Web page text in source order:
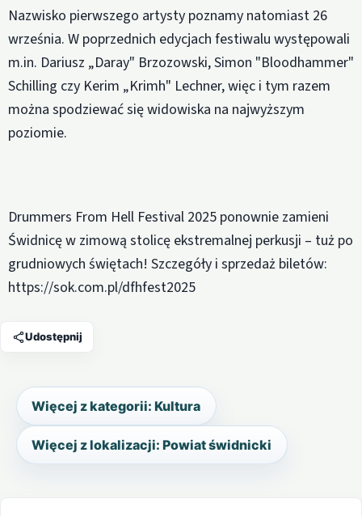
Nazwisko pierwszego artysty poznamy natomiast 26
września. W poprzednich edycjach festiwalu występowali
m.in. Dariusz „Daray" Brzozowski, Simon "Bloodhammer"
Schilling czy Kerim „Krimh" Lechner, więc i tym razem
można spodziewać się widowiska na najwyższym
poziomie.
Drummers From Hell Festival 2025 ponownie zamieni
Świdnicę w zimową stolicę ekstremalnej perkusji – tuż po
grudniowych świętach! Szczegóły i sprzedaż biletów:
https://sok.com.pl/dfhfest2025
Udostępnij
Więcej z kategorii: Kultura
Więcej z lokalizacji: Powiat świdnicki